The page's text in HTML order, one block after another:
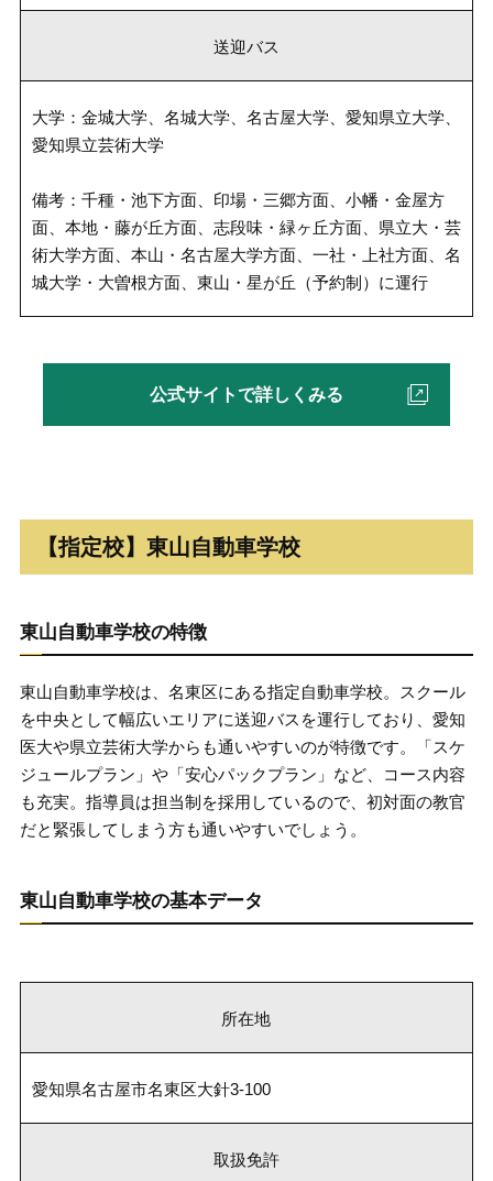
送迎バス
大学：金城大学、名城大学、名古屋大学、愛知県立大学、
愛知県立芸術大学
備考：千種・池下方面、印場・三郷方面、小幡・金屋方
面、本地・藤が丘方面、志段味・緑ヶ丘方面、県立大・芸
術大学方面、本山・名古屋大学方面、一社・上社方面、名
城大学・大曽根方面、東山・星が丘（予約制）に運行
公式サイトで詳しくみる
【指定校】東山自動車学校
東山自動車学校の特徴
東山自動車学校は、名東区にある指定自動車学校。スクール
を中央として幅広いエリアに送迎バスを運行しており、愛知
医大や県立芸術大学からも通いやすいのが特徴です。「スケ
ジュールプラン」や「安心パックプラン」など、コース内容
も充実。指導員は担当制を採用しているので、初対面の教官
だと緊張してしまう方も通いやすいでしょう。
東山自動車学校の基本データ
所在地
愛知県名古屋市名東区大針3-100
取扱免許